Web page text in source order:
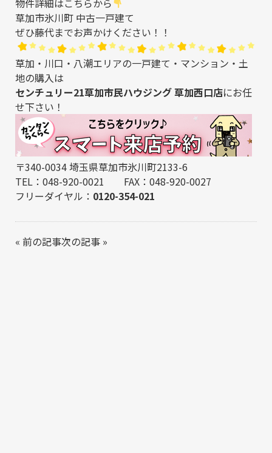
草加市氷川町 中古一戸建て
ぜひ藤代までお声かけください！！
草加・川口・八潮エリアの一戸建て・マンション・土
地の購入は
センチュリー21草加市民ハウジング 草加西口店にお任
せ下さい！
〒340-0034 埼玉県草加市氷川町2133-6
TEL：048-920-0021 FAX：048-920-0027
フリーダイヤル： 0120-354-021
« 前の記事次の記事 »